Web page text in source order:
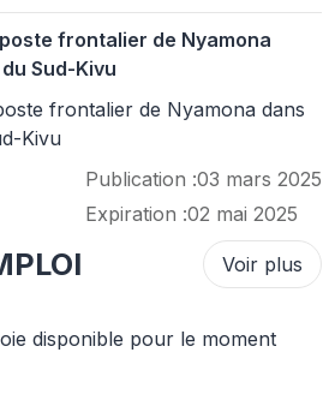
frontalier de Nyamona
Sud-Kivu
frontalier de Nyamona dans
Kivu
Publication :03 mars 2025
Expiration :02 mai 2025
Voir plus
disponible pour le moment